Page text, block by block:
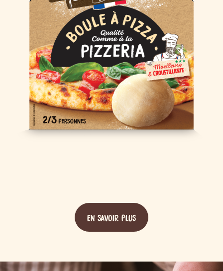
EN SAVOIR PLUS